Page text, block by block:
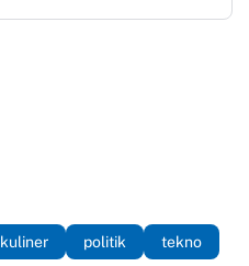
kuliner politik
tekno